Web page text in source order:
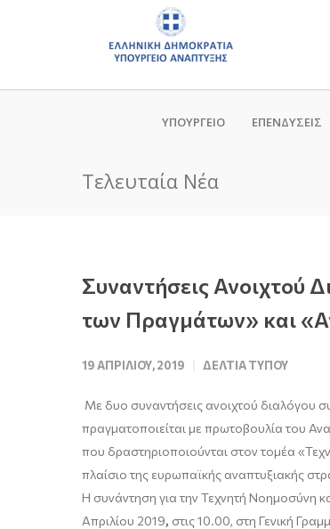
ΥΠΟΥΡΓΕΙΟ ΕΠΕΝΔΥΣΕΙΣ
Τελευταία Νέα
Συναντήσεις Ανοιχτού
των Πραγμάτων» και
19 ΑΠΡΙΛΊΟΥ, 2019 ΔΕΛΤΊΑ ΤΎΠΟΥ
Με δυο συναντήσεις ανοιχτού διαλόγου
πραγματοποιείται με πρωτοβουλία του
που δραστηριοποιούνται στον τομέα
πλαίσιο της ευρωπαϊκής αναπτυξιακής
Η συνάντηση για την Τεχνητή Νοημοσύνη
Απριλίου 2019, στις 10.00, στη Γενική